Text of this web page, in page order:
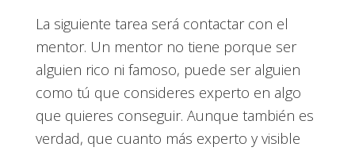
La siguiente tarea será contactar con el
mentor. Un mentor no tiene porque ser
alguien rico ni famoso, puede ser alguien
como tú que consideres experto en algo
que quieres conseguir. Aunque también es
verdad, que cuanto más experto y visible